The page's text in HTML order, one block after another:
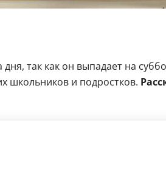
дня, так как он выпадает на
школьников и подростков.